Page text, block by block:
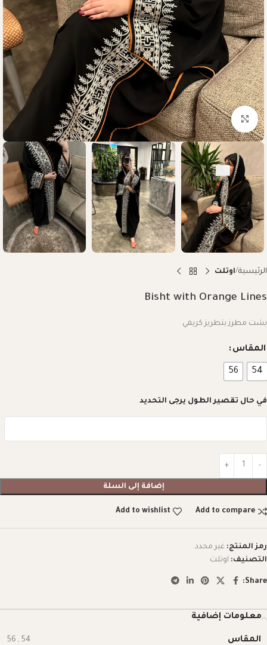
Click to enlarge
الرئيسية اوتلت
Bisht with Orange Lines
بشت مطرز بتطريز كريمي
المقاس
54
56
في حال تقصير الطول يرجى التحديد
إضافة إلى السلة
Add to compare
Add to wishlist
رمز المنتج: غير محدد
التصنيف: اوتلت
Share:
معلومات إضافية
المقاس 54
,
56